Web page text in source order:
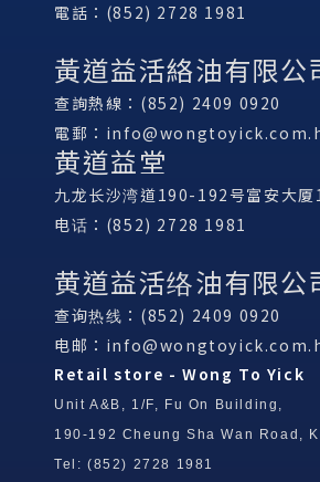
電話：(852) 2728 1981
黃道益活絡油有限公
查詢熱線：(852) 2409 0920
電郵：
黄道益堂
九龙长沙湾道190-192号富安大
电话：(852) 2728 1981
黄道益活络油有限公
查询热线：(852) 2409 0920
电邮：
Retail store - Wong To Yick
Unit A&B, 1/F, Fu On Building,
190-192 Cheung Sha Wan Road,
Tel: (852) 2728 1981